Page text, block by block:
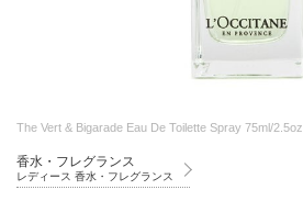
The Vert & Bigarade Eau De Toilette Spray 75ml/2.5oz
香水・フレグランス
レディース 香水・フレグランス